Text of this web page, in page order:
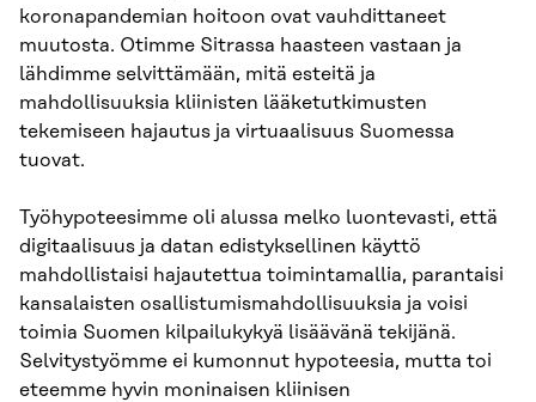
koronapandemian hoitoon ovat vauhdittaneet
muutosta. Otimme Sitrassa haasteen vastaan ja
lähdimme selvittämään, mitä esteitä ja
mahdollisuuksia kliinisten lääketutkimusten
tekemiseen hajautus ja virtuaalisuus Suomessa
tuovat.
Työhypoteesimme oli alussa melko luontevasti, että
digitaalisuus ja datan edistyksellinen käyttö
mahdollistaisi hajautettua toimintamallia, parantaisi
kansalaisten osallistumismahdollisuuksia ja voisi
toimia Suomen kilpailukykyä lisäävänä tekijänä.
Selvitystyömme ei kumonnut hypoteesia, mutta toi
eteemme hyvin moninaisen kliinisen